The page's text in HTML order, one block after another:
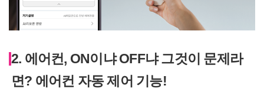
2. 에어컨, ON이냐 OFF냐 그것이 문제라
면? 에어컨 자동 제어 기능!